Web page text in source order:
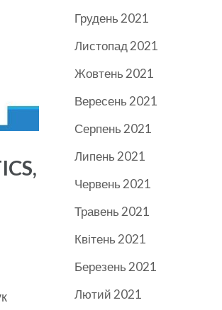
Грудень 2021
Листопад 2021
Жовтень 2021
Вересень 2021
Серпень 2021
Липень 2021
Червень 2021
Травень 2021
Квітень 2021
Березень 2021
Лютий 2021